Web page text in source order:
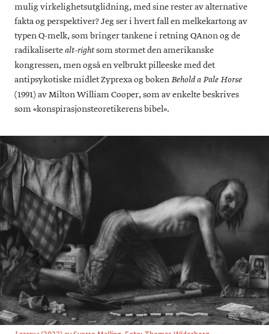
mulig virkelighetsutglidning, med sine rester av alternative
fakta og perspektiver? Jeg ser i hvert fall en melkekartong av
typen Q-melk, som bringer tankene i retning QAnon og de
radikalisertealt-rightsom stormet den amerikanske
kongressen, men også en velbrukt pilleeske med det
antipsykotiske midlet Zyprexa og bokenBehold a Pale Horse
(1991) av Milton William Cooper, som av enkelte beskrives
som «konspirasjonsteoretikerens bibel».